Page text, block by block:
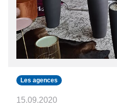
Les agences
15.09.2020